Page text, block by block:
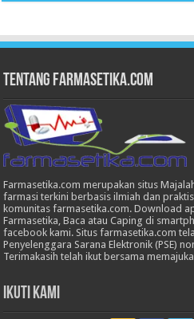
Tentang Farmasetika.com
Farmasetika.com merupakan situs
farmasi terkini berbasis ilmiah dan
komunitas farmasetika.com. Download
Farmasetika, Baca atau Caping di
facebook kami. Situs farmasetika.com
Penyelenggara Sarana Elektronik (PSE)
Terimakasih telah ikut bersama
Ikuti Kami